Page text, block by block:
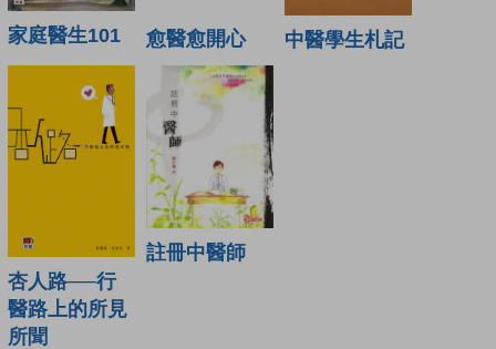
家庭醫生101 愈醫愈開心 中醫學生札記
杏人路──行
醫路上的所見
所聞
註冊中醫師